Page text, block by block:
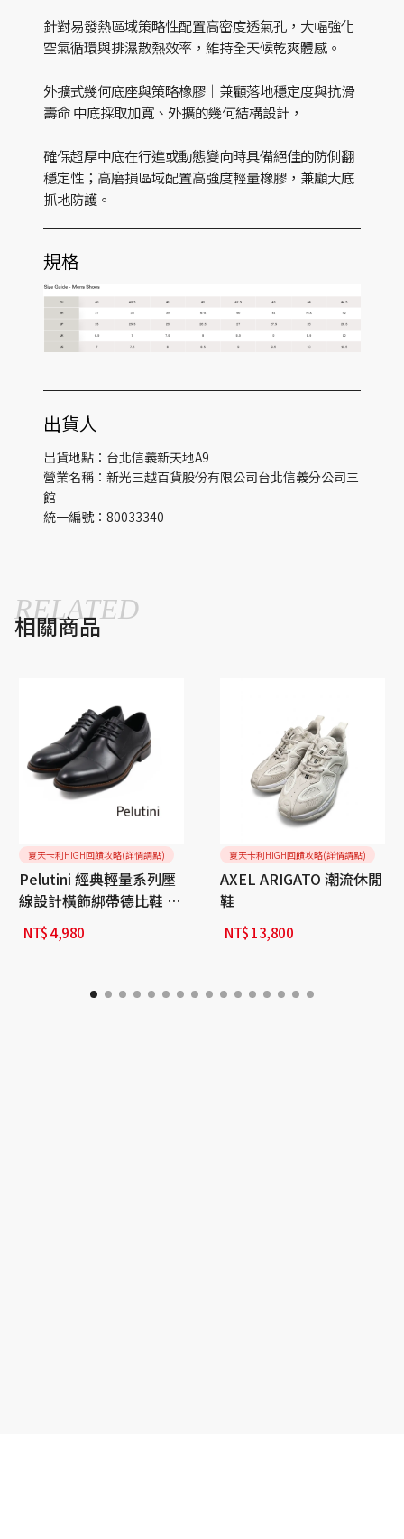
針對易發熱區域策略性配置高密度透氣孔，大幅強化
空氣循環與排濕散熱效率，維持全天候乾爽體感。
外擴式幾何底座與策略橡膠｜兼顧落地穩定度與抗滑
壽命 中底採取加寬、外擴的幾何結構設計，
確保超厚中底在行進或動態變向時具備絕佳的防側翻
穩定性；高磨損區域配置高強度輕量橡膠，兼顧大底
抓地防護。
規格
出貨人
出貨地點：台北信義新天地A9
營業名稱：新光三越百貨股份有限公司台北信義分公司三
館
統一編號：80033340
相關商品
RELATED
夏天卡利HIGH回饋攻略(詳情請點)
Pelutini 經典輕量系列壓
線設計橫飾綁帶德比鞋 黑
色
NT$4,980
夏天卡利HIGH回饋攻略(詳情請點)
AXEL ARIGATO 潮流休閒
鞋
NT$13,800